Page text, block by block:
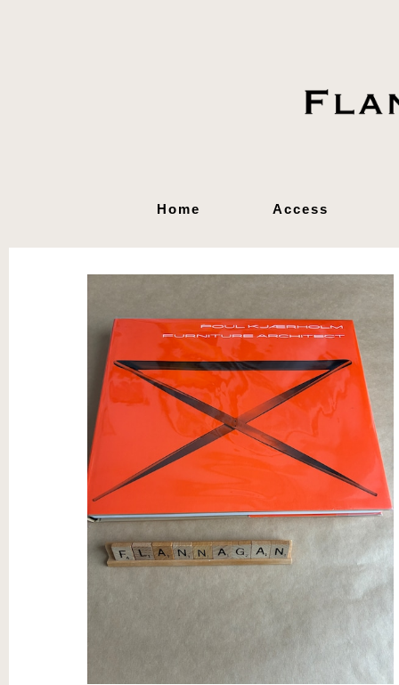
Home Access